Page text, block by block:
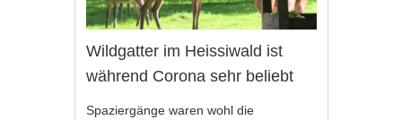
Wildgatter im Heissiwald ist
während Corona sehr beliebt
Spaziergänge waren wohl die